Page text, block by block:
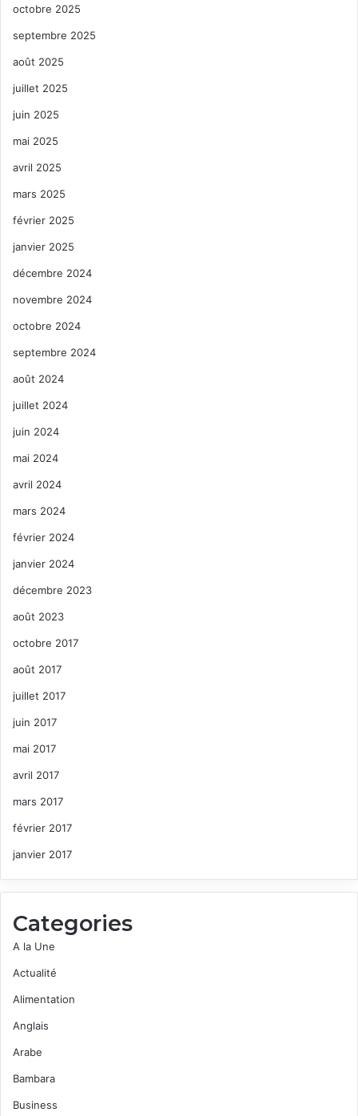
octobre 2025
septembre 2025
août 2025
juillet 2025
juin 2025
mai 2025
avril 2025
mars 2025
février 2025
janvier 2025
décembre 2024
novembre 2024
octobre 2024
septembre 2024
août 2024
juillet 2024
juin 2024
mai 2024
avril 2024
mars 2024
février 2024
janvier 2024
décembre 2023
août 2023
octobre 2017
août 2017
juillet 2017
juin 2017
mai 2017
avril 2017
mars 2017
février 2017
janvier 2017
Categories
A la Une
Actualité
Alimentation
Anglais
Arabe
Bambara
Business